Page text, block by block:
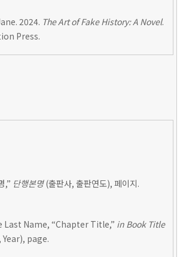
2024. The Art of Fake History: A Novel.
Press.
,” 단행본명(출판사, 출판연도), 페이지.
Last Name, “Chapter Title,” in Book Title
page.